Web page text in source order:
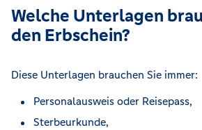
Welche Unterlagen
den Erbschein?
Diese Unterlagen brauchen Sie immer:
Personalausweis oder Reisepass,
Sterbeurkunde,